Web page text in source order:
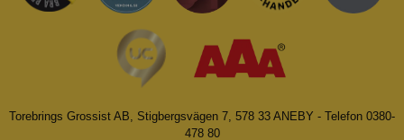
Torebrings Grossist AB, Stigbergsvägen 7, 578 33 ANEBY - Telefon 0380-
478 80